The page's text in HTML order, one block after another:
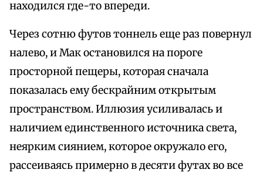
находился где-то впереди.
Через сотню футов тоннель еще раз повернул
налево, и Мак остановился на пороге
просторной пещеры, которая сначала
показалась ему бескрайним открытым
пространством. Иллюзия усиливалась и
наличием единственного источника света,
неярким сиянием, которое окружало его,
рассеиваясь примерно в десяти футах во все